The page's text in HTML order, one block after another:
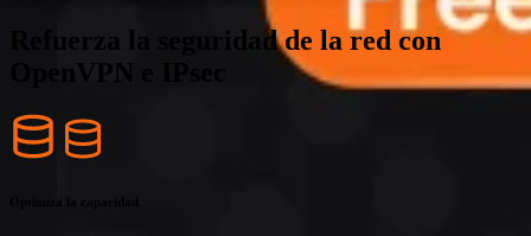
Refuerza la seguridad del acceso remoto y evita ataques. Integra
OpenVPN o IPsec y empieza a reducir el downtime de los
los equipos gestionen dispositivos en remoto de forma segura.